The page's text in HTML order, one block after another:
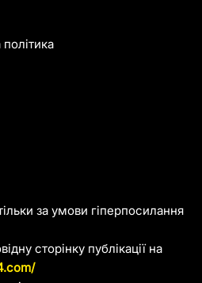
за умови гіперпосилання
сторінку публікації на